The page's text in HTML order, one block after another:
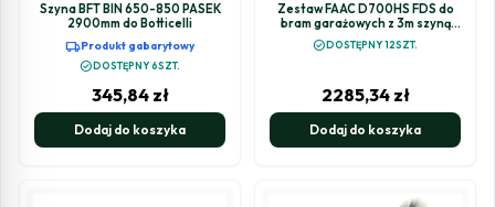
Szyna BFT BIN 650-850 PASEK
2900mm do Botticelli
local_shippingProdukt gabarytowy
check_circleDOSTĘPNY 6SZT.
345,84 zł
Dodaj do koszyka
Zestaw FAAC D700HS FDS do
bram garażowych z 3m szyną
dwuczęściową kewlarową
check_circleDOSTĘPNY 12SZT.
2285,34 zł
Dodaj do koszyka